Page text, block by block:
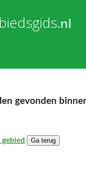
.nl
gevonden
gebied Ga terug